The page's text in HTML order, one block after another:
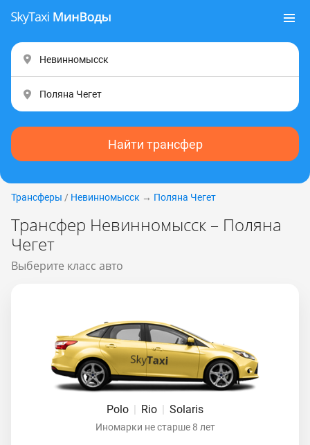
Найти трансфер
Трансферы / Невинномысск → Поляна Чегет
Трансфер Невинномысск – Поляна
Чегет
Выберите класс авто
Polo | Rio | Solaris
Иномарки не старше 8 лет